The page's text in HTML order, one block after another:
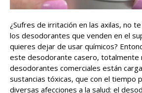
¿Sufres de irritación en las axilas, no
los desodorantes que venden en el
quieres dejar de usar químicos?
este desodorante casero, totalmente
desodorantes comerciales están
sustancias tóxicas, que con el tiempo
diversas afecciones a la salud: el